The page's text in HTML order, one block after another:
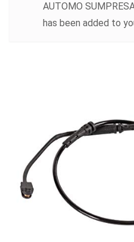
AUTOMO
has been added to